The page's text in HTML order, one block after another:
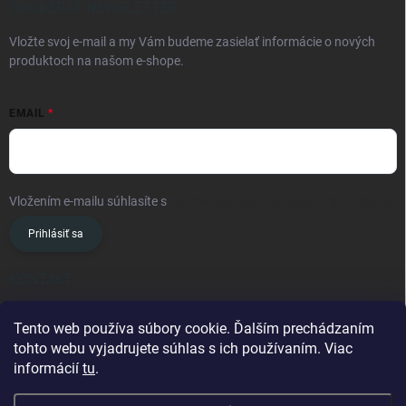
Tento web používa súbory cookie. Ďalším prechádzaním
tohto webu vyjadrujete súhlas s ich používaním. Viac
informácií tu.
Vložte svoj e-mail a my Vám budeme zasielať informácie o nových
produktoch na našom e-shope.
EMAIL
Vložením e-mailu súhlasíte s
Prihlásiť sa
@ oslavanslovakia.sk
+421 945 460 201